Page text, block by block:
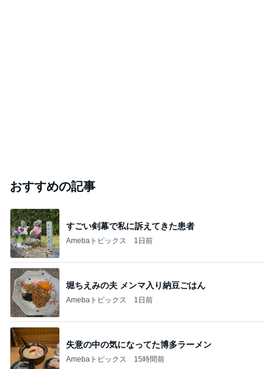
おすすめの記事
すごい剣幕で私に訴えてきた患者
Amebaトピックス 1日前
堀ちえみの夫 メンマ入り納豆ごはん
Amebaトピックス 1日前
失意の中の気になってた博多ラーメン
Amebaトピックス 15時間前